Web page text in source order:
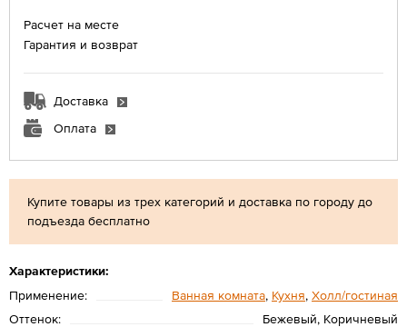
Купите товары из трех категорий и доставка по городу до
подъезда бесплатно
Характеристики:
Применение:
Ванная комната, Кухня, Холл/гостиная
Оттенок:
Бежевый, Коричневый
Расчет на месте
Гарантия и возврат
Доставка
Оплата